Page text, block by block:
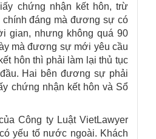
chứng nhận kết hôn, trừ
đáng mà đương sự có
gian, nhưng không quá 90
mà đương sự mới yêu cầu
hôn thì phải làm lại thủ tục
Hai bên đương sự phải
chứng nhận kết hôn và Sổ
Công ty Luật VietLawyer
yếu tố nước ngoài. Khách